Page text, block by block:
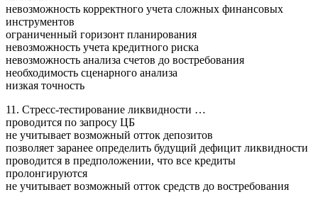
невозможность корректного учета сложных финансовых
инструментов
ограниченный горизонт планирования
невозможность учета кредитного риска
невозможность анализа счетов до востребования
необходимость сценарного анализа
низкая точность
11. Стресс-тестирование ликвидности …
проводится по запросу ЦБ
не учитывает возможный отток депозитов
позволяет заранее определить будущий дефицит ликвидности
проводится в предположении, что все кредиты
пролонгируются
не учитывает возможный отток средств до востребования